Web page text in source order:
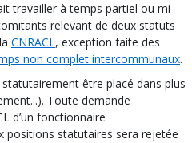
travailler à temps partiel ou mi-
relevant de deux statuts
CNRACL, exception faite des
non complet intercommunaux.
être placé dans plus
Toute demande
d’un fonctionnaire
positions statutaires sera rejetée